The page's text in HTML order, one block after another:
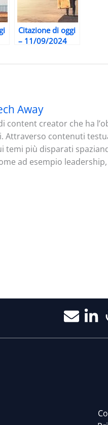
Citazione di oggi
– 11/09/2024
Away
content creator che ha
Attraverso contenuti
temi più disparati
ad esempio